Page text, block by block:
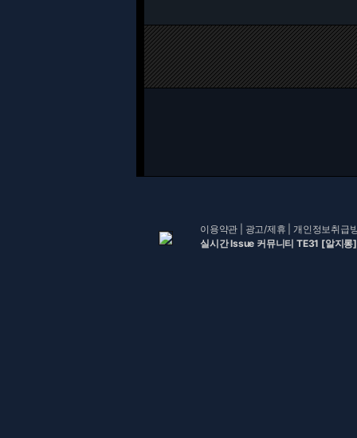
이용약관 광고/제휴 |개인정보취급
실시간 Issue 커뮤니티 TE31 [알지